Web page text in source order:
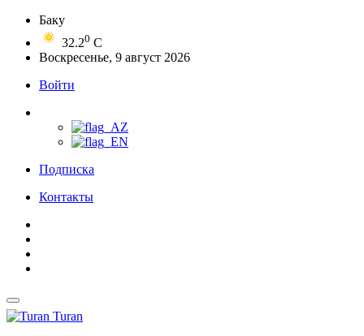
Баку
32.20 C
Воскресенье, 9 август 2026
Войти
Подписка
Контакты
Turan